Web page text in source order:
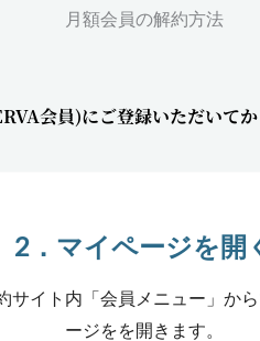
月額会員の解約方法
会員)にご登録いただいて
2．マイページを開
サイト内「会員メニュー」か
ージをを開きます。